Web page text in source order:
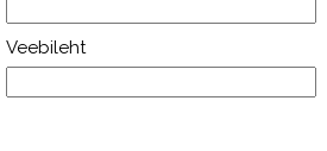
Veebileht